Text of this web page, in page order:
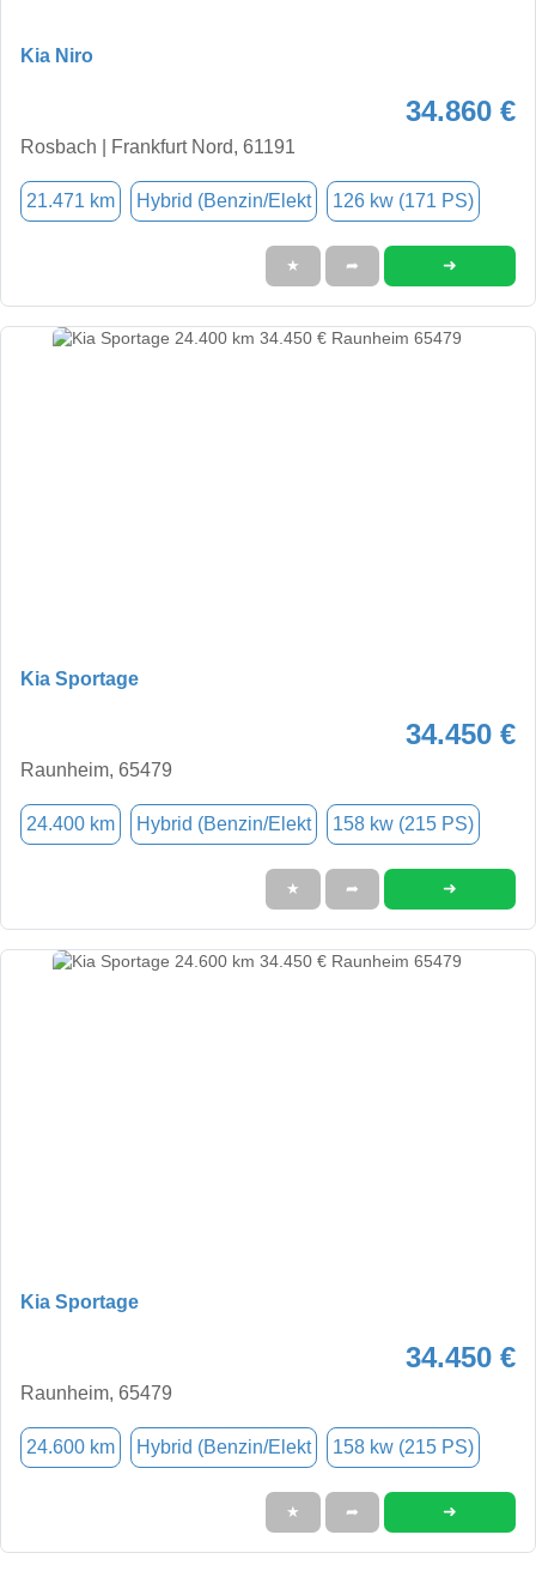
Kia Niro
34.860 €
Rosbach | Frankfurt Nord, 61191
21.471 km Hybrid (Benzin/Elekt 126 kw (171 PS)
★ ➦ ➜
Kia Sportage
34.450 €
Raunheim, 65479
24.400 km Hybrid (Benzin/Elekt 158 kw (215 PS)
★ ➦ ➜
Kia Sportage
34.450 €
Raunheim, 65479
24.600 km Hybrid (Benzin/Elekt 158 kw (215 PS)
★ ➦ ➜